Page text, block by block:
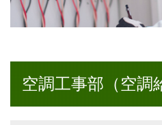
空調工事部（空調